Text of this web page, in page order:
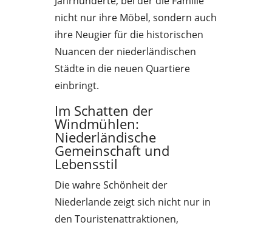
nicht nur ihre Möbel, sondern auch
ihre Neugier für die historischen
Nuancen der niederländischen
Städte in die neuen Quartiere
einbringt.
Im Schatten der
Windmühlen:
Niederländische
Gemeinschaft und
Lebensstil
Die wahre Schönheit der
Niederlande zeigt sich nicht nur in
den Touristenattraktionen,